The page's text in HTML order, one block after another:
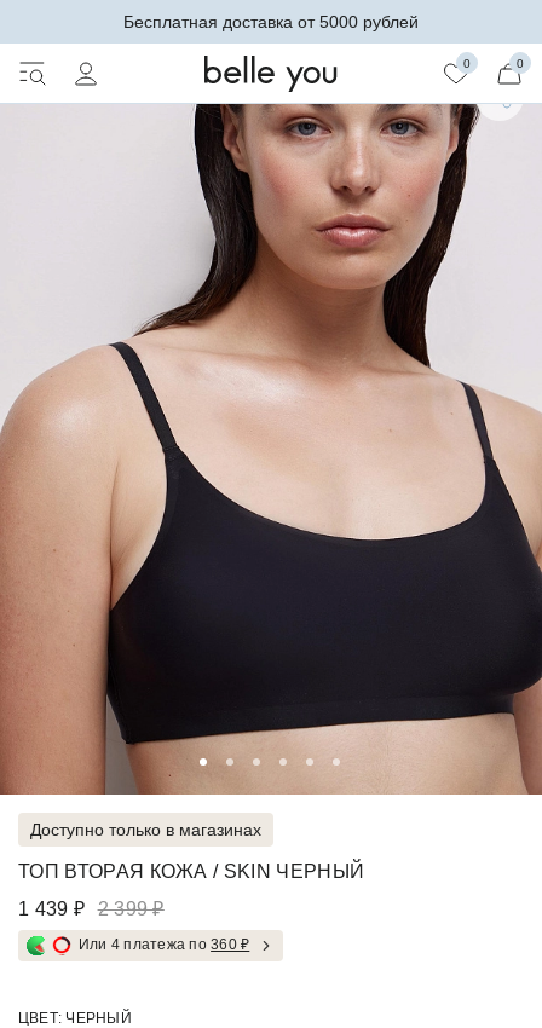
Бесплатная доставка от 5000 рублей
0 0
Доступно только в магазинах
ТОП ВТОРАЯ КОЖА / SKIN ЧЕРНЫЙ
1 439 ₽
2 399 ₽
Или 4 платежа по360 ₽
ЦВЕТ: ЧЕРНЫЙ